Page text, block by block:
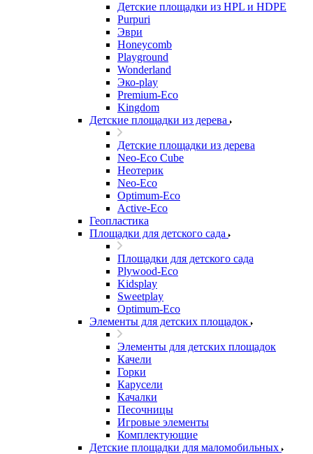
Детские площадки из HPL и HDPE
Purpuri
Эври
Honeycomb
Playground
Wonderland
Эко-play
Premium-Eco
Kingdom
Детские площадки из дерева
Детские площадки из дерева
Neo-Eco Cube
Неотерик
Neo-Eco
Оptimum-Еco
Active-Eco
Геопластика
Площадки для детского сада
Площадки для детского сада
Plywood-Eco
Kidsplay
Sweetplay
Оptimum-Еco
Элементы для детских площадок
Элементы для детских площадок
Качели
Горки
Карусели
Качалки
Песочницы
Игровые элементы
Комплектующие
Детские площадки для маломобильных